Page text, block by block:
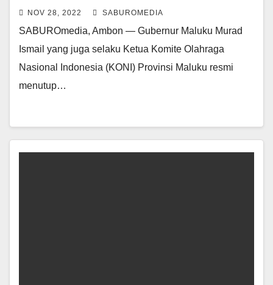
NOV 28, 2022 SABUROMEDIA
SABUROmedia, Ambon — Gubernur Maluku Murad
Ismail yang juga selaku Ketua Komite Olahraga
Nasional Indonesia (KONI) Provinsi Maluku resmi
menutup…